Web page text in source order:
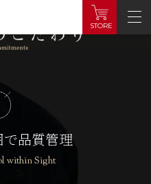
STORE
で品質管理
within Sight